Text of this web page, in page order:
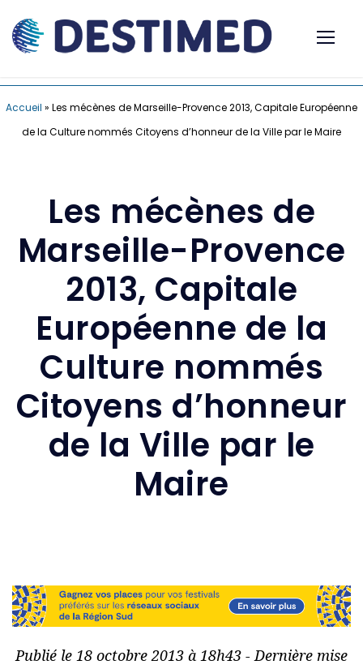
Accueil » Les mécènes de Marseille-Provence 2013, Capitale Européenne
de la Culture nommés Citoyens d’honneur de la Ville par le Maire
Les mécènes de
Marseille-Provence
2013, Capitale
Européenne de la
Culture nommés
Citoyens d’honneur
de la Ville par le
Maire
Publié le 18 octobre 2013 à 18h43 - Dernière mise